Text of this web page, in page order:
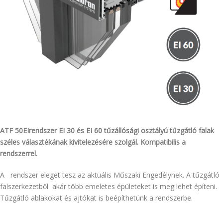
ATF 50EIrendszer EI 30 és EI 60 tűzállósági osztályú tűzgátló falak
széles választékának kivitelezésére szolgál. Kompatibilis a
rendszerrel.
A rendszer eleget tesz az aktuális Műszaki Engedélynek. A tűzgátló
falszerkezetből akár több emeletes épületeket is meg lehet építeni.
Tűzgátló ablakokat és ajtókat is beépíthetünk a rendszerbe.